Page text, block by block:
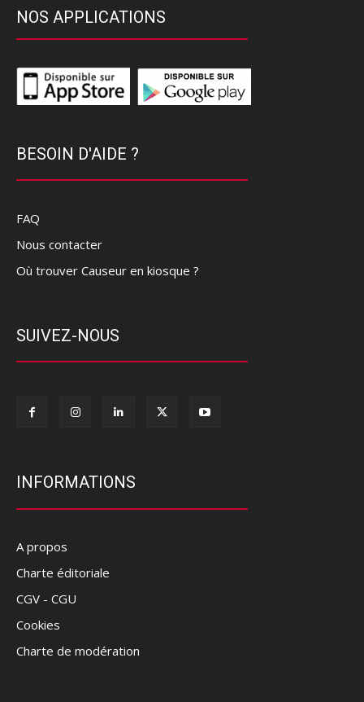
NOS APPLICATIONS
BESOIN D'AIDE ?
FAQ
Nous contacter
Où trouver Causeur en kiosque ?
SUIVEZ-NOUS
INFORMATIONS
A propos
Charte éditoriale
CGV - CGU
Cookies
Charte de modération